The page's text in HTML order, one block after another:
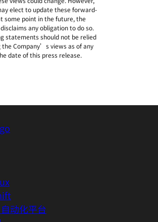
elect to update these forward-
some point in the future, the
any obligation to do so.
statements should not be relied
Company’s views as of any
date of this press release.
动化平台